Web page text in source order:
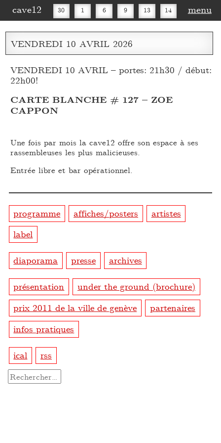
cave12 30 1 6 9 13 14
16 20 27 30
menu
VENDREDI 10 AVRIL 2026
VENDREDI 10 AVRIL – portes: 21h30 / début:
22h00!
CARTE BLANCHE # 127 – ZOE
CAPPON
Une fois par mois la cave12 offre son espace à ses
rassembleuses les plus malicieuses.
Entrée libre et bar opérationnel.
programme affiches/posters
artistes
label
diaporama presse archives
présentation
under the ground (brochure)
prix 2011 de la ville de genève
partenaires
infos pratiques
ical rss
Rechercher :